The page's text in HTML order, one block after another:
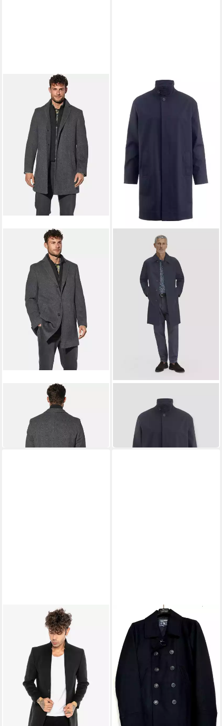
Wollmantel UMARIO mit
Seiten- und Innentaschen
ab 204,00 €
Wintermantel aus reiner Bio-
Baumwolle (1-tlg)
205,99 €
-49%